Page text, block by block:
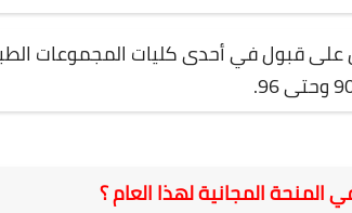
على قبول في أحدى كليات المجموعات
المجانية لهذا العام ؟